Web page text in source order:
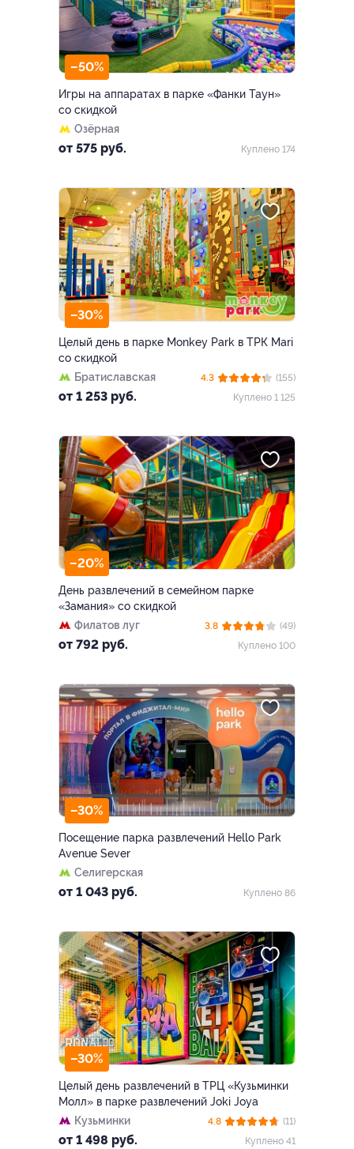
–50%
Игры на аппаратах в парке «Фанки Таун»
со скидкой
Озёрная
от 575 руб. Куплено 174
–30%
Целый день в парке Monkey Park в ТРК Mari
со скидкой
Братиславская
от 1 253 руб.
4.3
(155)
Куплено 1 125
–20%
День развлечений в семейном парке
«Замания» со скидкой
Филатов луг
от 792 руб.
3.8
(49)
Куплено 100
–30%
Посещение парка развлечений Hello Park
Avenue Sever
Селигерская
от 1 043 руб. Куплено 86
–30%
Целый день развлечений в ТРЦ «Кузьминки
Молл» в парке развлечений Joki Joya
Кузьминки
от 1 498 руб.
4.8
(11)
Куплено 41